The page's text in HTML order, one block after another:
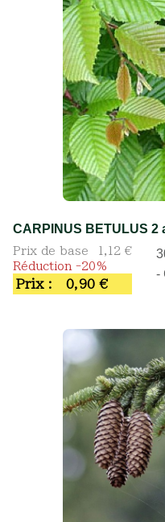
CARPINUS BETULUS 2
Prix de base
1,12 €
Réduction -20%
Prix : 0,90 €
-